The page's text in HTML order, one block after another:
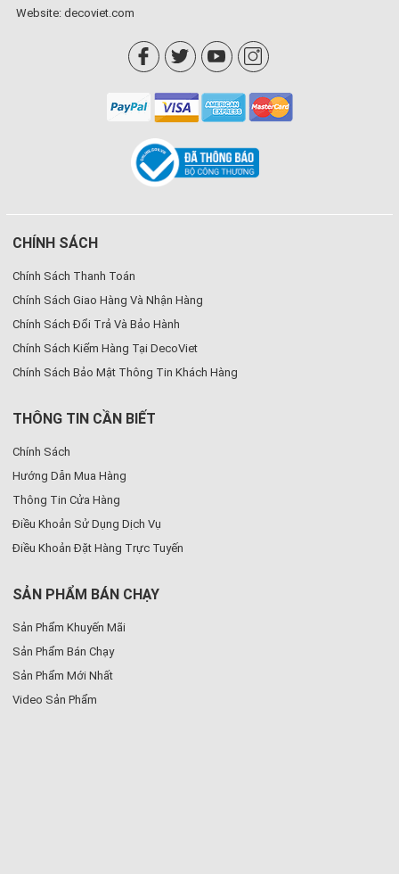
Website: decoviet.com
CHÍNH SÁCH
Chính Sách Thanh Toán
Chính Sách Giao Hàng Và Nhận Hàng
Chính Sách Đổi Trả Và Bảo Hành
Chính Sách Kiểm Hàng Tại DecoViet
Chính Sách Bảo Mật Thông Tin Khách Hàng
THÔNG TIN CẦN BIẾT
Chính Sách
Hướng Dẫn Mua Hàng
Thông Tin Cửa Hàng
Điều Khoản Sử Dụng Dịch Vụ
Điều Khoản Đặt Hàng Trực Tuyến
SẢN PHẨM BÁN CHẠY
Sản Phẩm Khuyến Mãi
Sản Phẩm Bán Chạy
Sản Phẩm Mới Nhất
Video Sản Phẩm